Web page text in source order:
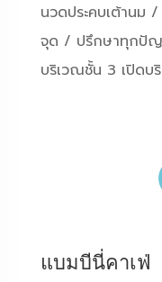
นวดประคบเต้านม
จุด / ปรึกษาทุกปัญ
บริเวณชั้น 3 เปิด
แบมบีนี่คาเฟ่